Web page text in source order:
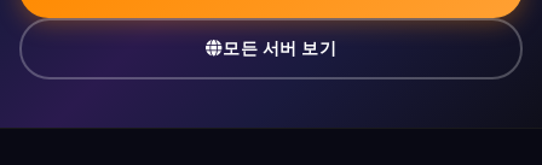
모든 서버 보기